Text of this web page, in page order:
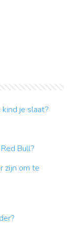
je slaat?
Bull?
zijn om te